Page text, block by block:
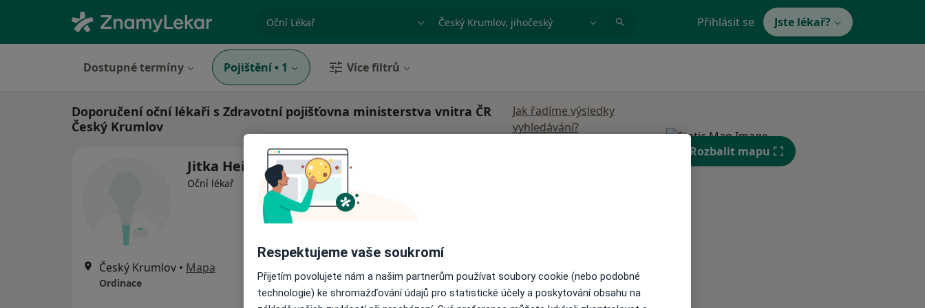
specializace, nemoc nebo příjmeníMěsto nebo region Přihlásit se Jste lékař?
Dostupné termíny Pojištění • 1 Více filtrů
Doporučení oční lékaři s Zdravotní pojišťovna ministerstva vnitra ČR
Český Krumlov
Jak řadíme výsledky
vyhledávání?
Jitka Heřmánková
Oční lékař
Český Krumlov • Mapa
Ordinace
St Čt
Rozbalit mapu
Respektujeme vaše soukromí
Přijetím povolujete nám a našim partnerům používat soubory cookie (nebo podobné
technologie) ke shromažďování údajů pro statistické účely a poskytování obsahu na